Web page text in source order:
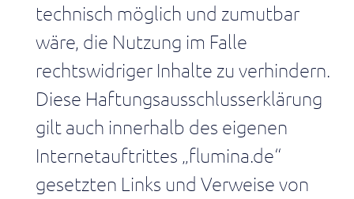
CO2
/
ESG
CO2,
Lieferketten
und
Compliance
im
Wertstrom
transparent
machen
technisch möglich und zumutbar
wäre, die Nutzung im Falle
rechtswidriger Inhalte zu verhindern.
Diese Haftungsausschlusserklärung
gilt auch innerhalb des eigenen
Internetauftrittes „flumina.de“
gesetzten Links und Verweise von